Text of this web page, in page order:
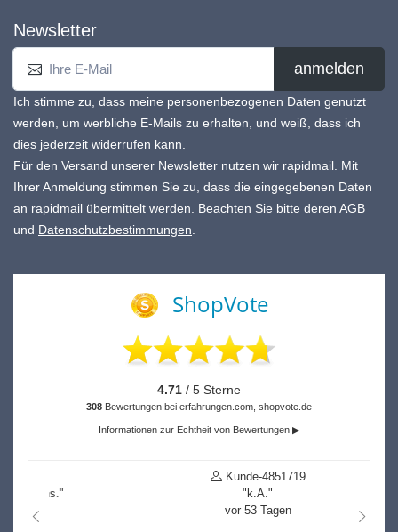
Newsletter
anmelden
Ich stimme zu, dass meine personenbezogenen Daten genutzt
werden, um werbliche E-Mails zu erhalten, und weiß, dass ich
dies jederzeit widerrufen kann.
Für den Versand unserer Newsletter nutzen wir rapidmail. Mit
Ihrer Anmeldung stimmen Sie zu, dass die eingegebenen Daten
an rapidmail übermittelt werden. Beachten Sie bitte deren AGB
und Datenschutzbestimmungen.
ShopVote
4.71 / 5 Sterne
308 Bewertungen bei erfahrungen.com, shopvote.de
Informationen zur Echtheit von Bewertungen ▶
Kunde-4851719
vor 53 Tagen
nach links
nach